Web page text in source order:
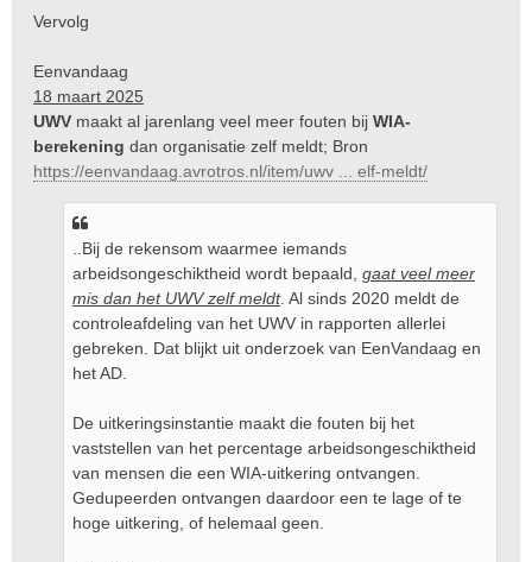
r
c
h
t
Vervolg
Eenvandaag
18 maart 2025
UWV maakt al jarenlang veel meer fouten bij WIA-
berekening dan organisatie zelf meldt; Bron
https://eenvandaag.avrotros.nl/item/uwv ... elf-meldt/
..Bij de rekensom waarmee iemands
arbeidsongeschiktheid wordt bepaald, gaat veel meer
mis dan het UWV zelf meldt. Al sinds 2020 meldt de
controleafdeling van het UWV in rapporten allerlei
gebreken. Dat blijkt uit onderzoek van EenVandaag en
het AD.
De uitkeringsinstantie maakt die fouten bij het
vaststellen van het percentage arbeidsongeschiktheid
van mensen die een WIA-uitkering ontvangen.
Gedupeerden ontvangen daardoor een te lage of te
hoge uitkering, of helemaal geen.